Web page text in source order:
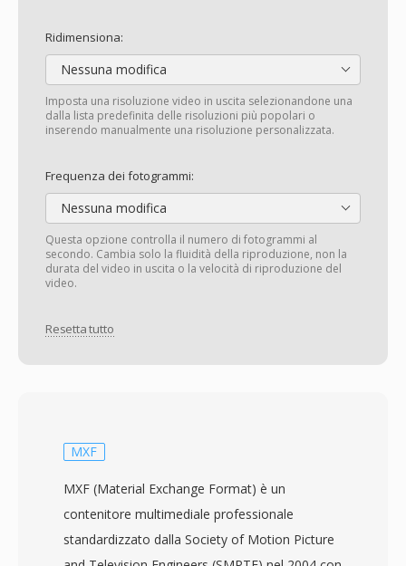
Ridimensiona:
Nessuna modifica
Imposta una risoluzione video in uscita selezionandone una
dalla lista predefinita delle risoluzioni più popolari o
inserendo manualmente una risoluzione personalizzata.
Frequenza dei fotogrammi:
Nessuna modifica
Questa opzione controlla il numero di fotogrammi al
secondo. Cambia solo la fluidità della riproduzione, non la
durata del video in uscita o la velocità di riproduzione del
video.
Resetta tutto
MXF
MXF (Material Exchange Format) è un
contenitore multimediale professionale
standardizzato dalla Society of Motion Picture